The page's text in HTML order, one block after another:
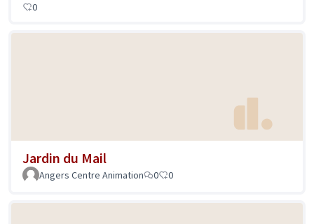
0
Jardin du Mail
Angers Centre Animation 0 0